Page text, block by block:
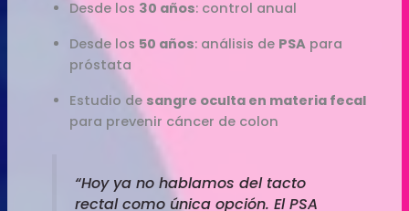
Desde los 30 años: control anual
Desde los 50 años: análisis de PSA para
próstata
Estudio de sangre oculta en materia fecal
para prevenir cáncer de colon
“Hoy ya no hablamos del tacto
rectal como única opción. El PSA